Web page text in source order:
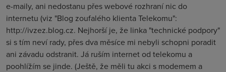
e-maily, ani nedostanu přes webové rozhraní nic do
internetu (viz "Blog zoufalého klienta Telekomu":
http://ivzez.blog.cz. Nejhorší je, že linka "technické podpory"
si s tím neví rady, přes dva měsíce mi nebyli schopni poradit
ani závadu odstranit. Já ruším internet od telekomu a
poohlížím se jinde. (Ještě, že měli tu akci s modemem a